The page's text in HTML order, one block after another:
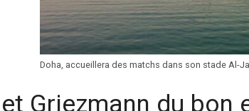
Doha, accueillera des matchs dans son stade Al-
Griezmann du bon